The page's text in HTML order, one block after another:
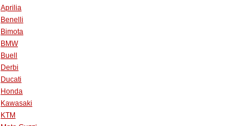
Aprilia
Benelli
Bimota
BMW
Buell
Derbi
Ducati
Honda
Kawasaki
KTM